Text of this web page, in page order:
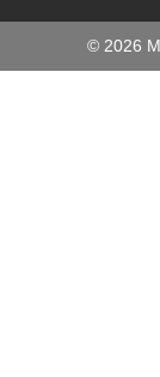
© 2026